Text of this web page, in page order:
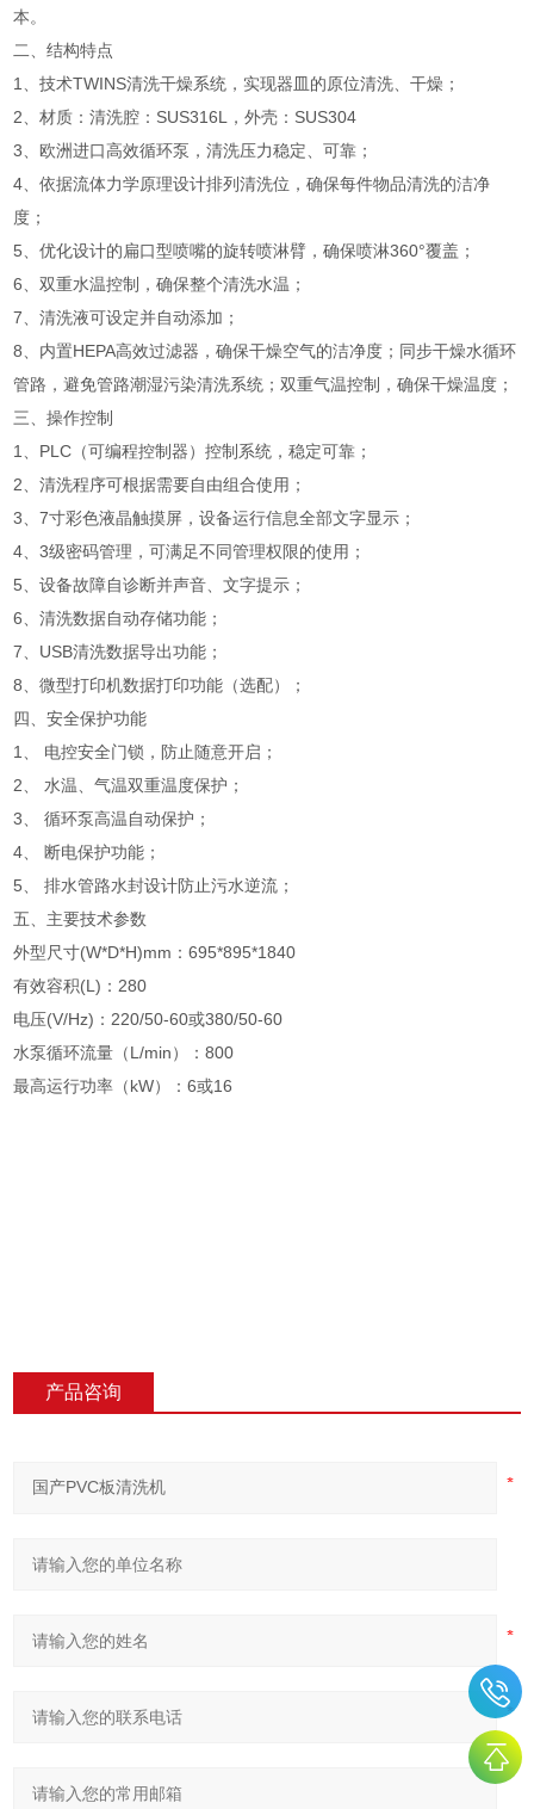
本。
二、结构特点
1、技术TWINS清洗干燥系统，实现器皿的原位清洗、干燥；
2、材质：清洗腔：SUS316L，外壳：SUS304
3、欧洲进口高效循环泵，清洗压力稳定、可靠；
4、依据流体力学原理设计排列清洗位，确保每件物品清洗的洁净
度；
5、优化设计的扁口型喷嘴的旋转喷淋臂，确保喷淋360°覆盖；
6、双重水温控制，确保整个清洗水温；
7、清洗液可设定并自动添加；
8、内置HEPA高效过滤器，确保干燥空气的洁净度；同步干燥水循环
管路，避免管路潮湿污染清洗系统；双重气温控制，确保干燥温度；
三、操作控制
1、PLC（可编程控制器）控制系统，稳定可靠；
2、清洗程序可根据需要自由组合使用；
3、7寸彩色液晶触摸屏，设备运行信息全部文字显示；
4、3级密码管理，可满足不同管理权限的使用；
5、设备故障自诊断并声音、文字提示；
6、清洗数据自动存储功能；
7、USB清洗数据导出功能；
8、微型打印机数据打印功能（选配）；
四、安全保护功能
1、 电控安全门锁，防止随意开启；
2、 水温、气温双重温度保护；
3、 循环泵高温自动保护；
4、 断电保护功能；
5、 排水管路水封设计防止污水逆流；
五、主要技术参数
外型尺寸(W*D*H)mm：695*895*1840
有效容积(L)：280
电压(V/Hz)：220/50-60或380/50-60
水泵循环流量（L/min）：800
最高运行功率（kW）：6或16
产品咨询